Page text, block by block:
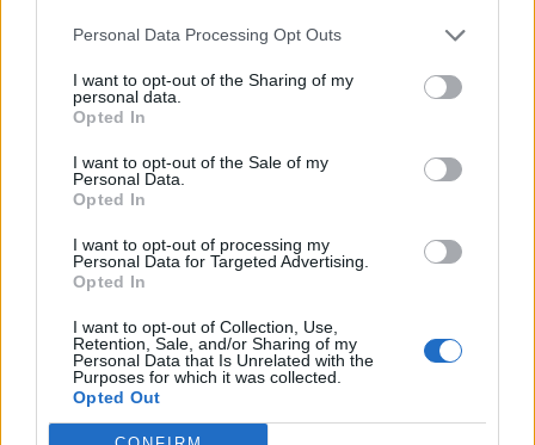
Personal Data Processing Opt Outs
I want to opt-out of the Sharing of my
personal data.
Opted In
I want to opt-out of the Sale of my
Personal Data.
Opted In
I want to opt-out of processing my
Personal Data for Targeted Advertising.
Opted In
I want to opt-out of Collection, Use,
Retention, Sale, and/or Sharing of my
Personal Data that Is Unrelated with the
Purposes for which it was collected.
Opted Out
Infortunato 0 - 0%
Inutilizzato
Scarica riepilogo
stagionale
Giornata Voto FV Entrato Uscito Bonus/Malus
BRI-WES